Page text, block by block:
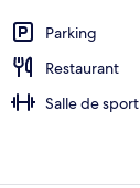
Parking
Restaurant
Salle de sport